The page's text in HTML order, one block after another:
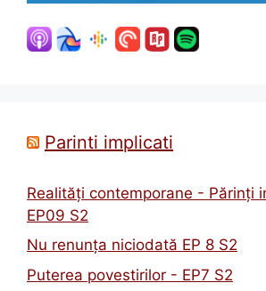
Parinti implicati
Realități contemporane - Părinți
EP09 S2
Nu renunța niciodată EP 8 S2
Puterea povestirilor - EP7 S2